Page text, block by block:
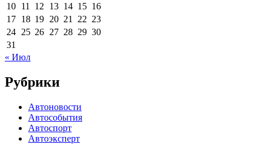
10 11 12 13 14 15 16
17 18 19 20 21 22 23
24 25 26 27 28 29 30
31
« Июл
Рубрики
Автоновости
Автособытия
Автоспорт
Автоэксперт